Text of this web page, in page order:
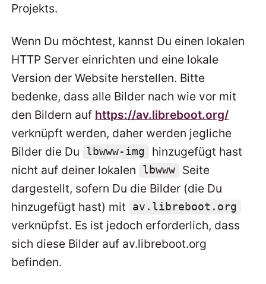
Projekts.
Wenn Du möchtest, kannst Du einen lokalen
HTTP Server einrichten und eine lokale
Version der Website herstellen. Bitte
bedenke, dass alle Bilder nach wie vor mit
den Bildern auf https://av.libreboot.org/
verknüpft werden, daher werden jegliche
Bilder die Du
lbwww-img
hinzugefügt hast
nicht auf deiner lokalen
lbwww
Seite
dargestellt, sofern Du die Bilder (die Du
hinzugefügt hast) mit
av.libreboot.org
verknüpfst. Es ist jedoch erforderlich, dass
sich diese Bilder auf av.libreboot.org
befinden.